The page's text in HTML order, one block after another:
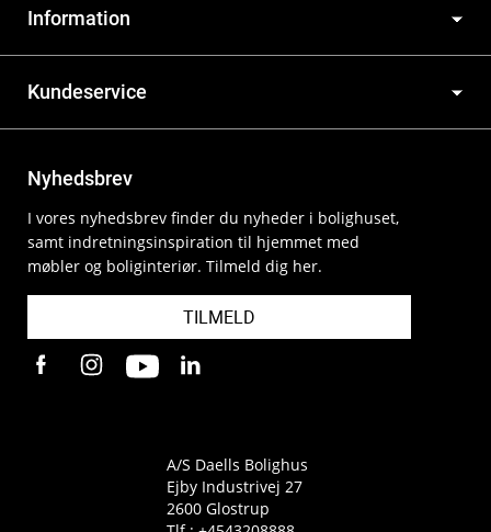
Information
Kundeservice
Nyhedsbrev
I vores nyhedsbrev finder du nyheder i bolighuset,
samt indretningsinspiration til hjemmet med
møbler og boliginteriør. Tilmeld dig her.
TILMELD
A/S Daells Bolighus
Ejby Industrivej 27
2600 Glostrup